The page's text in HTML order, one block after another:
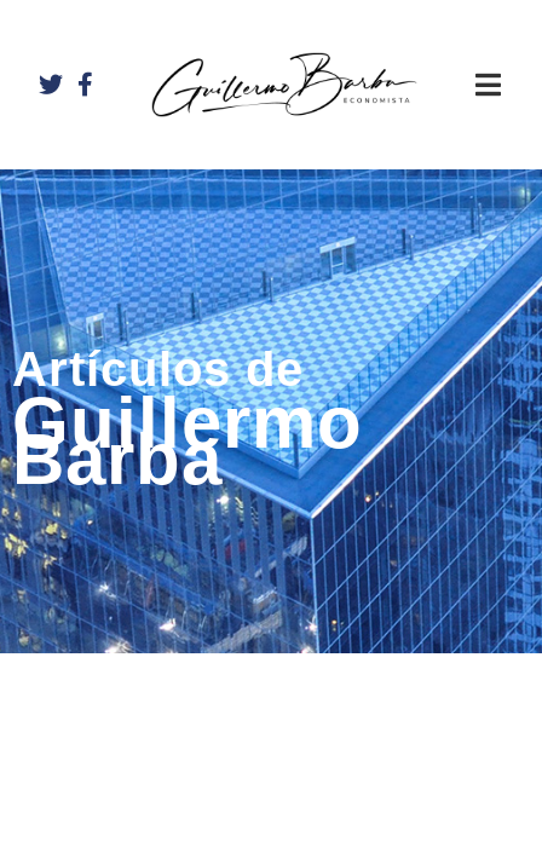
Artículos de
Guillermo
Barba